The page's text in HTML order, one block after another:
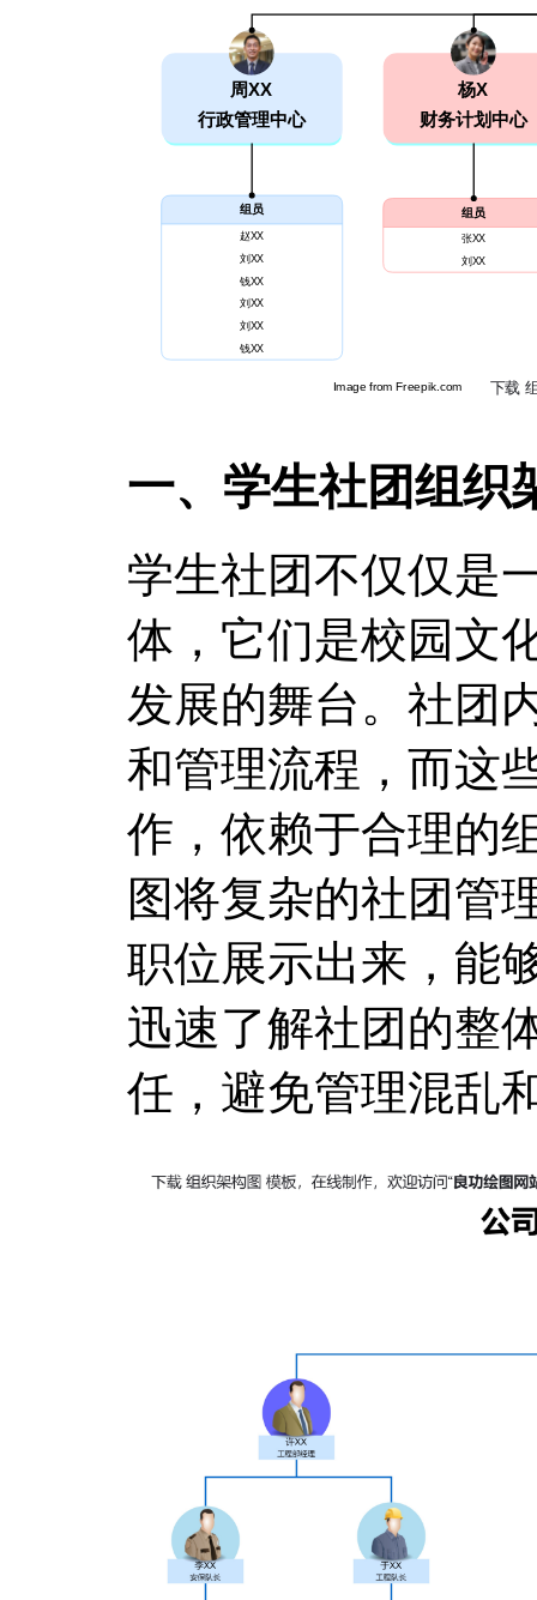
一、学生社团组织
学生社团不仅仅是
体，它们是校园文
发展的舞台。社团
和管理流程，而这
作，依赖于合理的
图将复杂的社团管
职位展示出来，能
迅速了解社团的整
任，避免管理混乱